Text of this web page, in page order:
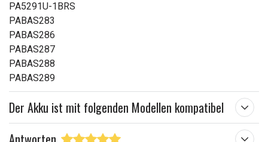
PA5291U-1BRS
PABAS283
PABAS286
PABAS287
PABAS288
PABAS289
Der Akku ist mit folgenden Modellen kompatibel